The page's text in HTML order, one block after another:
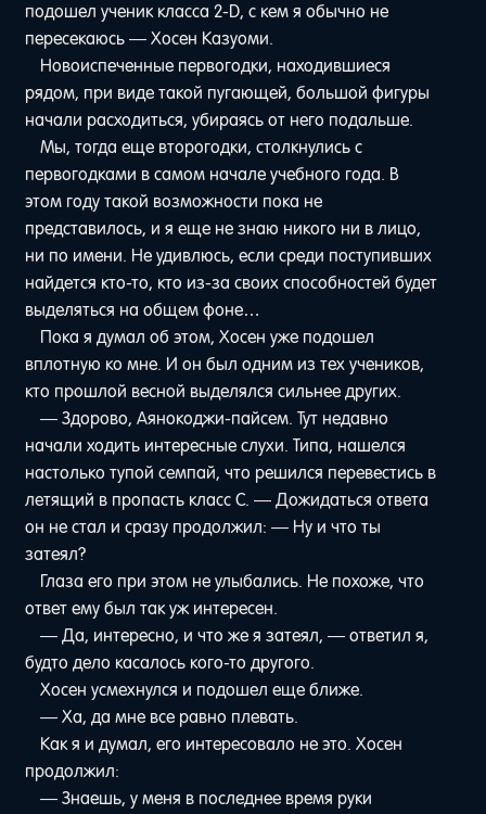
подошел ученик класса 2-D, с кем я обычно не
пересекаюсь — Хосен Казуоми.
Новоиспеченные первогодки, находившиеся
рядом, при виде такой пугающей, большой фигуры
начали расходиться, убираясь от него подальше.
Мы, тогда еще второгодки, столкнулись с
первогодками в самом начале учебного года. В
этом году такой возможности пока не
представилось, и я еще не знаю никого ни в лицо,
ни по имени. Не удивлюсь, если среди поступивших
найдется кто-то, кто из-за своих способностей будет
выделяться на общем фоне…
Пока я думал об этом, Хосен уже подошел
вплотную ко мне. И он был одним из тех учеников,
кто прошлой весной выделялся сильнее других.
— Здорово, Аянокоджи-пайсем. Тут недавно
начали ходить интересные слухи. Типа, нашелся
настолько тупой семпай, что решился перевестись в
летящий в пропасть класс C. — Дожидаться ответа
он не стал и сразу продолжил: — Ну и что ты
затеял?
Глаза его при этом не улыбались. Не похоже, что
ответ ему был так уж интересен.
— Да, интересно, и что же я затеял, — ответил я,
будто дело касалось кого-то другого.
Хосен усмехнулся и подошел еще ближе.
— Ха, да мне все равно плевать.
Как я и думал, его интересовало не это. Хосен
продолжил:
— Знаешь, у меня в последнее время руки